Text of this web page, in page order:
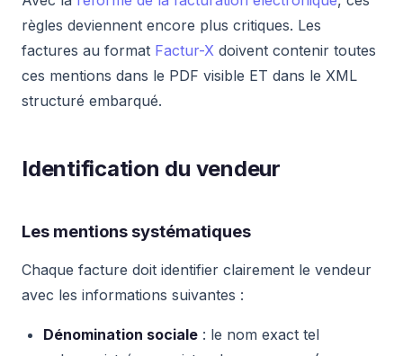
règles deviennent encore plus critiques. Les
factures au format Factur-X doivent contenir toutes
ces mentions dans le PDF visible ET dans le XML
structuré embarqué.
Identification du vendeur
Les mentions systématiques
Chaque facture doit identifier clairement le vendeur
avec les informations suivantes :
Dénomination sociale : le nom exact tel